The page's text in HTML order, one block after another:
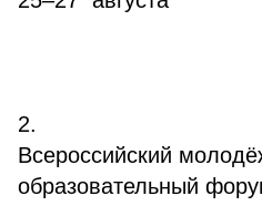
2.
Всероссийский
образовательный